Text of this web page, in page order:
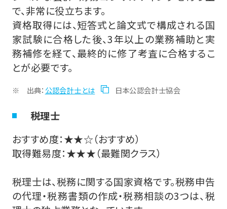
で、非常に役立ちます。
資格取得には、短答式と論文式で構成される国
家試験に合格した後、3年以上の業務補助と実
務補修を経て、最終的に修了考査に合格するこ
とが必要です。
出典： 公認会計士とは 日本公認会計士協会
税理士
おすすめ度：★★☆（おすすめ）
取得難易度：★★★（最難関クラス）
税理士は、税務に関する国家資格です。税務申告
の代理・税務書類の作成・税務相談の3つは、税